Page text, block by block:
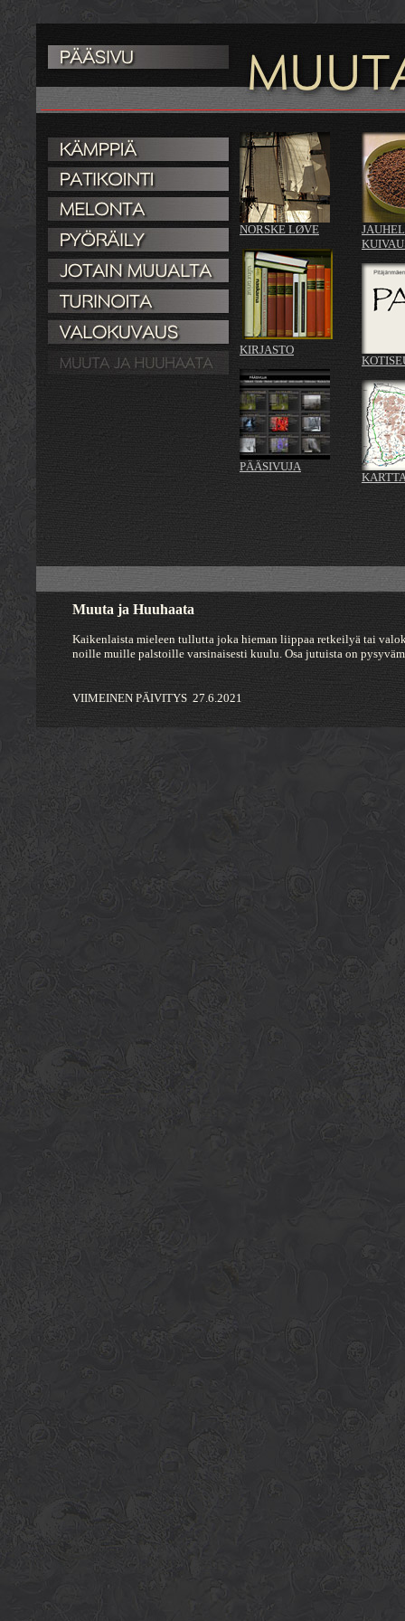
NORSKE LØVE
KIRJASTO
PÄÄSIVUJA
Muuta ja Huuhaata
Kaikenlaista mieleen tullutta joka hieman liippaa retkeilyä tai
noille muille palstoille varsinaisesti kuulu. Osa jutuista on
VIIMEINEN PÄIVITYS 27.6.2021